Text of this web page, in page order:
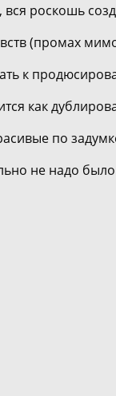
вся роскошь
(промах
к
как
по
не надо было